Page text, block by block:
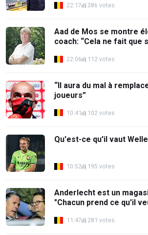
22:17 386 votes
Aad de Mos se montre
coach: “Cela ne fait que
22:06 112 votes
“Il aura du mal à
joueurs”
10:41 102 votes
Qu'est-ce qu'il vaut
10:52 195 votes
Anderlecht est un
"Chacun prend ce qu'il
11:47 281 votes